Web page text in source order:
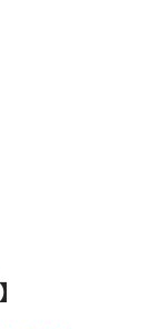
】